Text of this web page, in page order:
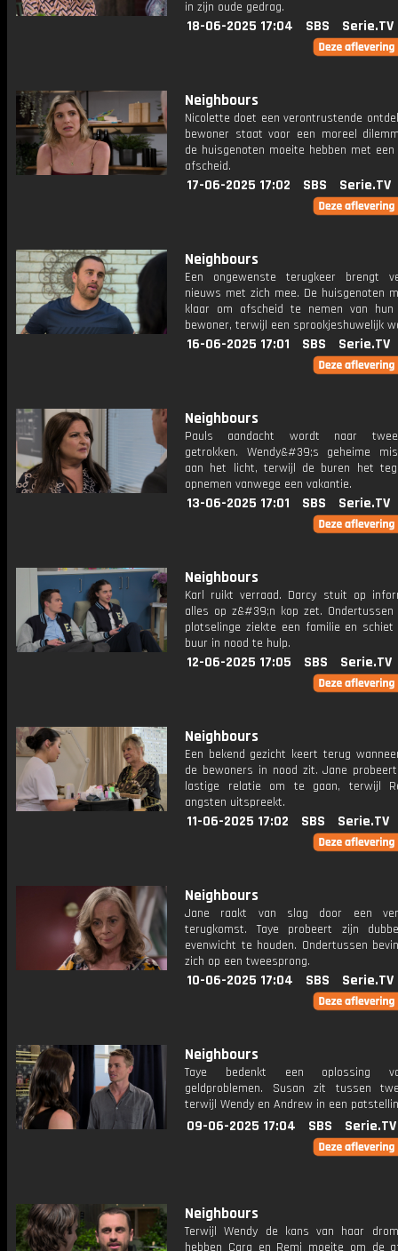
in zijn oude gedrag.
18-06-2025 17:04 SBS Serie.TV
Neighbours
Nicolette doet een verontrustende
bewoner staat voor een moreel
de huisgenoten moeite hebben met een
afscheid.
17-06-2025 17:02 SBS Serie.TV
Neighbours
Een ongewenste terugkeer brengt
nieuws met zich mee. De huisgenoten
klaar om afscheid te nemen van hun
bewoner, terwijl een sprookjeshuwelijk
16-06-2025 17:01 SBS Serie.TV
Neighbours
Pauls aandacht wordt naar
getrokken. Wendy&#39;s geheime
aan het licht, terwijl de buren het
opnemen vanwege een vakantie.
13-06-2025 17:01 SBS Serie.TV
Neighbours
Karl ruikt verraad. Darcy stuit op
alles op z&#39;n kop zet.
plotselinge ziekte een familie en schiet
buur in nood te hulp.
12-06-2025 17:05 SBS Serie.TV
Neighbours
Een bekend gezicht keert terug
de bewoners in nood zit. Jane
lastige relatie om te gaan, terwijl
angsten uitspreekt.
11-06-2025 17:02 SBS Serie.TV
Neighbours
Jane raakt van slag door een
terugkomst. Taye probeert zijn
evenwicht te houden. Ondertussen
zich op een tweesprong.
10-06-2025 17:04 SBS Serie.TV
Neighbours
Taye bedenkt een oplossing
geldproblemen. Susan zit tussen
terwijl Wendy en Andrew in een
09-06-2025 17:04 SBS Serie.TV
Neighbours
Terwijl Wendy de kans van haar
hebben Cara en Remi moeite om de